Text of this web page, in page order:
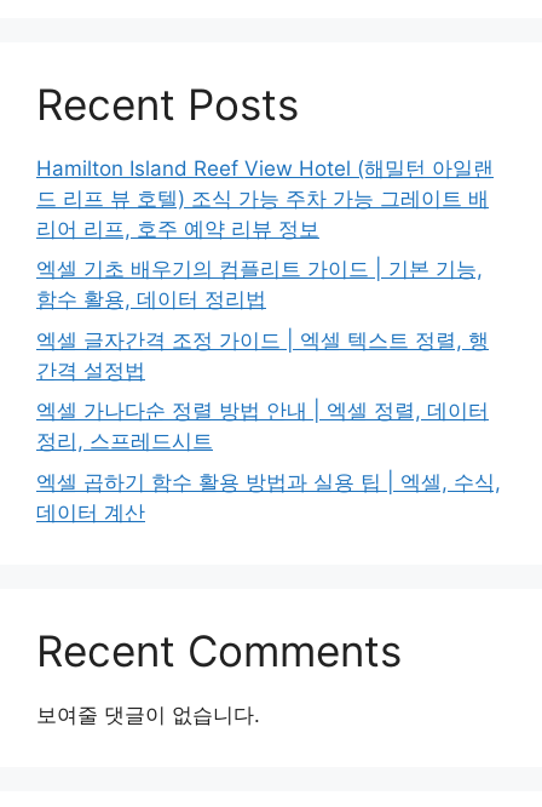
Recent Posts
Hamilton Island Reef View Hotel (해밀턴 아일랜
드 리프 뷰 호텔) 조식 가능 주차 가능 그레이트 배
리어 리프, 호주 예약 리뷰 정보
엑셀 기초 배우기의 컴플리트 가이드 | 기본 기능,
함수 활용, 데이터 정리법
엑셀 글자간격 조정 가이드 | 엑셀 텍스트 정렬, 행
간격 설정법
엑셀 가나다순 정렬 방법 안내 | 엑셀 정렬, 데이터
정리, 스프레드시트
엑셀 곱하기 함수 활용 방법과 실용 팁 | 엑셀, 수식,
데이터 계산
Recent Comments
보여줄 댓글이 없습니다.